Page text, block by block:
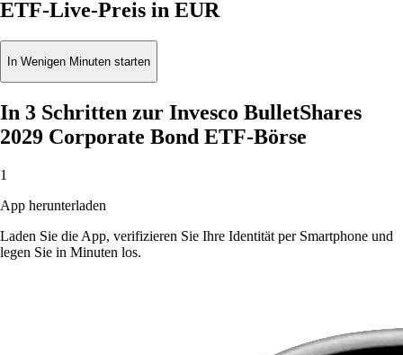
ETF-Live-Preis in EUR
In Wenigen Minuten starten
In 3 Schritten zur Invesco BulletShares
2029 Corporate Bond ETF-Börse
1
App herunterladen
Laden Sie die App, verifizieren Sie Ihre Identität per Smartphone und
legen Sie in Minuten los.